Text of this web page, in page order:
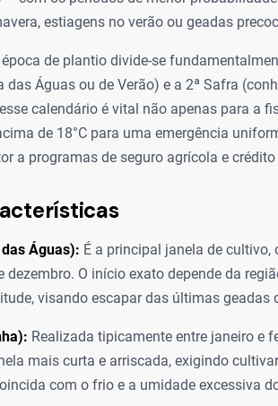
estiagens no verão ou geadas
de plantio divide-se
das Águas ou de Verão) e a 2ª Safra
calendário é vital não apenas para a
de 18°C para uma emergência
a programas de seguro agrícola e crédito
Águas): É a principal janela de cultivo,
dezembro. O início exato depende da
visando escapar das últimas geadas
Realizada tipicamente entre janeiro e
mais curta e arriscada, exigindo
com o frio e a umidade excessiva